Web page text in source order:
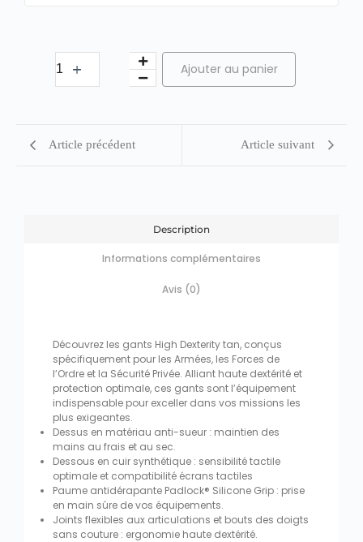
Ajouter au panier
Article précédent Article suivant
Description
Informations complémentaires
Avis (0)
Découvrez les gants High Dexterity tan, conçus
spécifiquement pour les Armées, les Forces de
l’Ordre et la Sécurité Privée. Alliant haute dextérité et
protection optimale, ces gants sont l’équipement
indispensable pour exceller dans vos missions les
plus exigeantes.
Dessus en matériau anti-sueur : maintien des
mains au frais et au sec.
Dessous en cuir synthétique : sensibilité tactile
optimale et compatibilité écrans tactiles
Paume antidérapante Padlock® Silicone Grip : prise
en main sûre de vos équipements.
Joints flexibles aux articulations et bouts des doigts
sans couture : ergonomie haute dextérité.